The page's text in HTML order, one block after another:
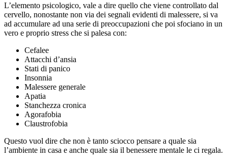
L’elemento psicologico, vale a dire quello che viene controllato dal
cervello, nonostante non via dei segnali evidenti di malessere, si va
ad accumulare ad una serie di preoccupazioni che poi sfociano in un
vero e proprio stress che si palesa con:
Cefalee
Attacchi d’ansia
Stati di panico
Insonnia
Malessere generale
Apatia
Stanchezza cronica
Agorafobia
Claustrofobia
Questo vuol dire che non è tanto sciocco pensare a quale sia
l’ambiente in casa e anche quale sia il benessere mentale le ci regala.